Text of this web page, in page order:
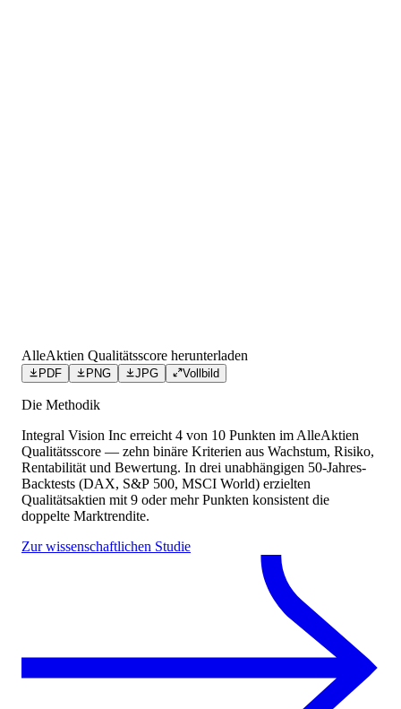
AlleAktien Qualitätsscore herunterladen
PDF PNG JPG Vollbild
Die Methodik
Integral Vision Inc erreicht 4 von 10 Punkten im AlleAktien
Qualitätsscore — zehn binäre Kriterien aus Wachstum, Risiko,
Rentabilität und Bewertung. In drei unabhängigen 50-Jahres-
Backtests (DAX, S&P 500, MSCI World) erzielten
Qualitätsaktien mit 9 oder mehr Punkten konsistent die
doppelte Marktrendite.
Zur wissenschaftlichen Studie